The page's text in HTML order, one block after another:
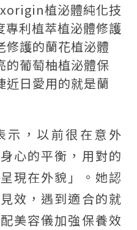
植泌體純化技
利植萃植泌體修護
修護的蘭花植泌體
的葡萄柚植泌體保
近日愛用的就是蘭
示，以前很在意外
心的平衡，用對的
現在外貌」。她認
效，遇到適合的就
美容儀加強保養效